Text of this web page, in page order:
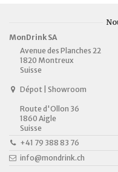
MonDrink SA
Avenue des Planches 22
1820 Montreux
Suisse
Dépot | Showroom
Route d'Ollon 36
1860 Aigle
Suisse
+41 79 388 83 76
info@mondrink.ch